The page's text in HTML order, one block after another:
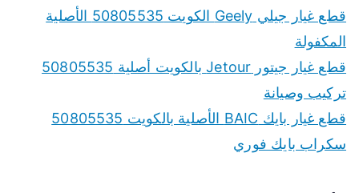
قطع غيار جيلي Geely الكويت 50805535 الأصلية
المكفولة
قطع غيار جيتور Jetour بالكويت أصلية 50805535
تركيب وصيانة
قطع غيار بايك BAIC الأصلية بالكويت 50805535
سكراب بايك فوري